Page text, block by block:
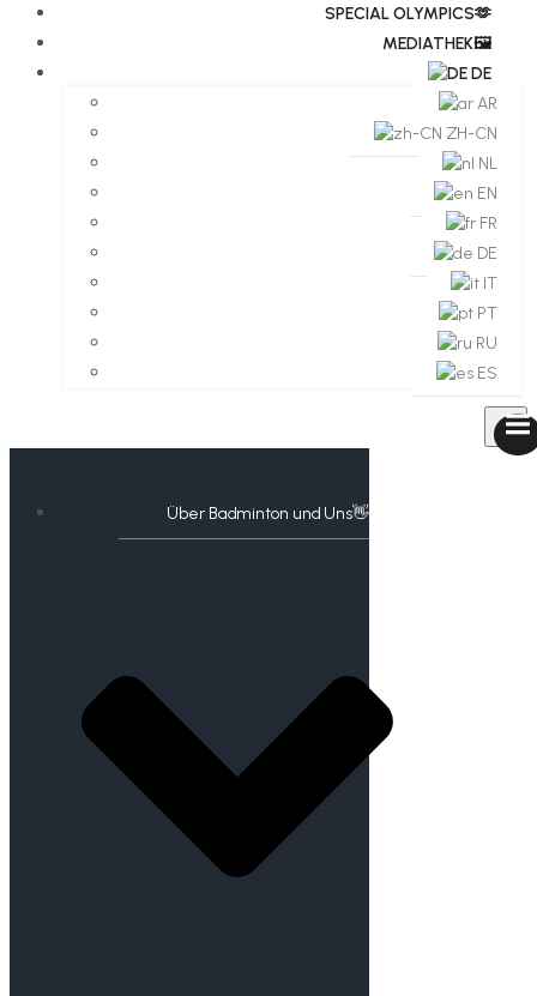
​​SPECIAL OLYMPICS🫶
MEDIATHEK🖼️​
DE
AR
ZH-CN
NL
EN
FR
DE
IT
PT
RU
ES
Über Badminton und Uns👋